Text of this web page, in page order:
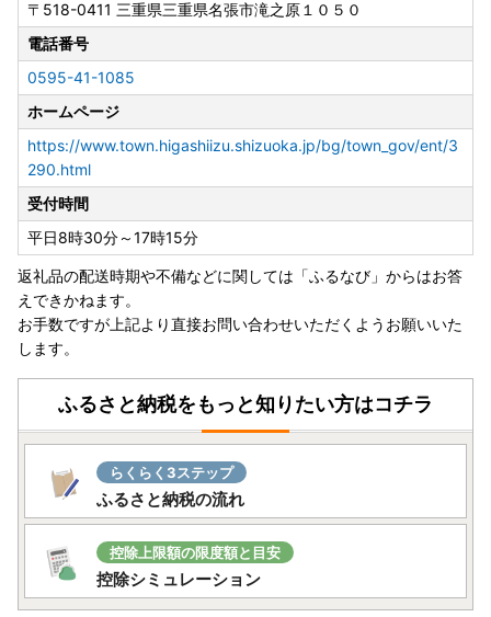
東伊豆町ふるさと納税センター 行
★令和７年１２月３１日（水）まで寄附のお申込を頂いた方
でご希望される方へのワンストップ特例申請書の発送は行い
ます。
★ただし、令和７年１２月２６日（金）～３１日（水）の間
にいただいたご寄附に対するワンストップ特例申請書の送付
につきましては、令和８年１月３日（土）発送となります。
お急ぎの方は、お手数をお掛けしますが、必要に応じて寄附
者様ご自身で申請書をダウンロードしていただき、必要な添
付資料とともに郵送していただきますようお願いします。
【返礼品の送付について】
通常ご寄附頂いてから１～２ヶ月以内にお届けしておりま
す。
※１２月は寄附のお申し込みが集中するため、一部を除き、
１月上旬以降の発送となりま すのでご了承ください。
記入ください。事前にお申し出がなく、お届け時に長期ご不
在で運送業者の保管期限を経過し当方へ返送された場合に
は、再発送の対応は致しかねますので予めご了承ください。
※日時指定は対応致しかねますのでご了承ください。
〒518-0411 三重県三重県名張市滝之原１０５０
電話番号
0595-41-1085
ホームページ
https://www.town.higashiizu.shizuoka.jp/bg/town_gov/ent/3
290.html
受付時間
平日8時30分～17時15分
返礼品の配送時期や不備などに関しては「ふるなび」からはお答
えできかねます。
お手数ですが上記より直接お問い合わせいただくようお願いいた
します。
ふるさと納税をもっと知りたい方はコチラ
らくらく3ステップ
ふるさと納税の流れ
控除上限額の限度額と目安
控除シミュレーション